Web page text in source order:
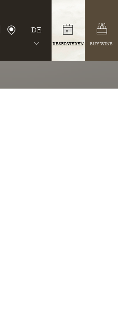
DE
RESERVIEREN BUY WINE